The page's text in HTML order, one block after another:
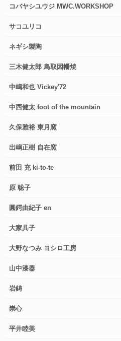
コバヤシユウジ MWC.WORKSHOP
サコユリコ
ネギシ製陶
三木健太郎 鳥取因幡焼
中嶋和也 Vickey'72
中西健太 foot of the mountain
久保雅裕 東月窯
出嶋正樹 自在窯
前田 充 ki-to-te
原 聡子
圓鍔由紀子 en
大家具子
大野なつみ ヨシロ工房
山中漆器
岩鋳
崇心
平井睦美